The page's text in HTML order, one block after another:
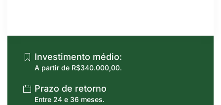
Investimento médio:
A partir de R$340.000,00.
Prazo de retorno
Entre 24 e 36 meses.